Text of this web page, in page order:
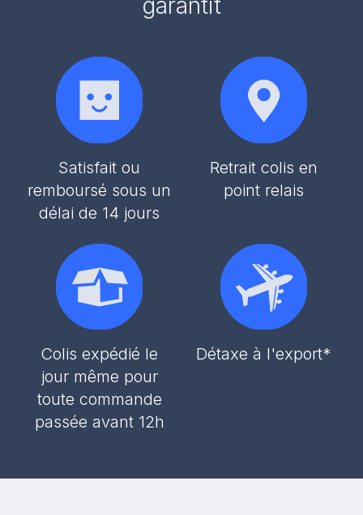
garantit
Satisfait ou
remboursé sous un
délai de 14 jours
Retrait colis en
point relais
Colis expédié le
jour même pour
toute commande
passée avant 12h
Détaxe à l'export*